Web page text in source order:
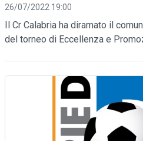
26/07/2022 19:00
Il Cr Calabria ha diramato il
del torneo di Eccellenza e